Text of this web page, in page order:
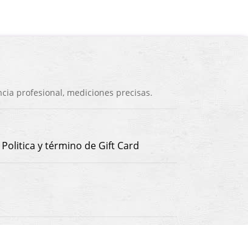
profesional, mediciones precisas.
Politica y término de Gift Card